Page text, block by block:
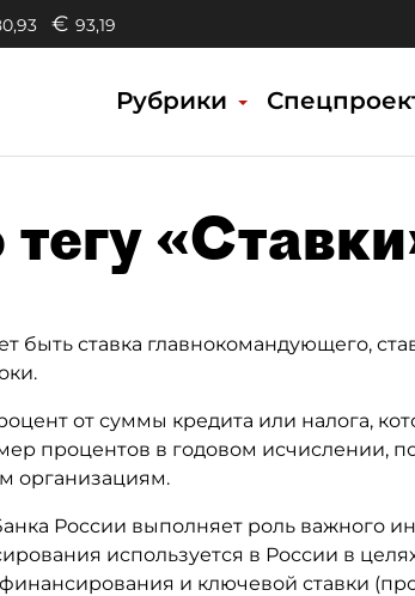
€ 93,19
Рубрики
быть ставка главнокомандующего,
от суммы кредита или налога,
процентов в годовом исчислении,
организациям.
России выполняет роль важного
используется в России в
и ключевой ставки